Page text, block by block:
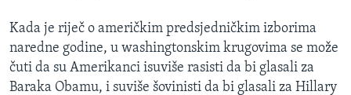
Kada je riječ o američkim predsjedničkim izborima
naredne godine, u washingtonskim krugovima se može
čuti da su Amerikanci isuviše rasisti da bi glasali za
Baraka Obamu, i suviše šovinisti da bi glasali za Hillary